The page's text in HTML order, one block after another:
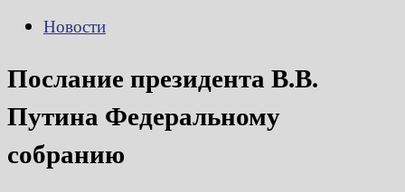
Новости
Послание президента В.В.
Путина Федеральному
собранию